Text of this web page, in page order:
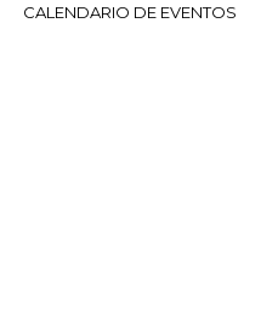
CALENDARIO DE EVENTOS